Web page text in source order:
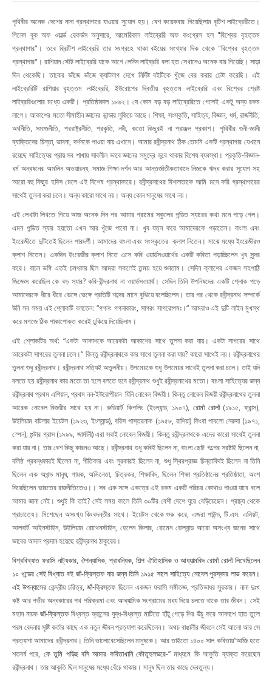
পৃথিবীর অনেক দেশের নানা গ্রন্থাগারে যাওয়ার সুযোগ হয়। বেশ কয়েকবার গিয়েছিলাম বৃটিশ লাইব্রেরীতে।
গিনেস বুক অফ ওয়ার্ল্ড রেকর্ডস অনুসারে, আমেরিকান লাইব্রেরি অফ কংগ্রেস হল "বিশ্বের বৃহত্তম
গ্রন্থাগার"। তবে ব্রিটিশ লাইব্রেরি তার সংগ্রহে থাকা বইয়ের সংখ্যার দিক থেকে "বিশ্বের বৃহত্তম
গ্রন্থাগার"। রাশিয়ান স্টেট লাইব্রেরি যাকে আগে লেনিন লাইব্ররি বলা হত সেখানেও অনেক বার গিয়েছি। সাড়া
দিন থেকেছি। তাকের ভাঁজে ভাঁজে ক্যাটালগ দেখে নির্দিষ্ট বইটিকে খুঁজে বের করার চেষ্টা করেছি। এই
লাইব্রেরিটি রাশিয়ার বৃহত্তম লাইব্রেরি, ইউরোপের দ্বিতীয় বৃহত্তম লাইব্রেরি এবং বিশ্বের শ্রেষ্ট
লাইব্ররিগুলোর মধ্যে একটি। প্রতিষ্ঠাকাল ১৮৬২। যে কোন বড় বড় লাইব্রেরিতে গেলেই একটু অন্য রকম
লাগে। আকাশের মতো সীমাহীন জ্ঞানের ভান্ডার লুকিয়ে আছে। শিক্ষা, সংস্কৃতি, সাহিত্য, বিজ্ঞান, ধর্ম, রাজনীতি,
অর্থনীতি, সমাজনীতি, পররাষ্ট্রনীতি, প্রকৃতি, নদী, কতো কিছুরই না প্রাঞ্জল প্রকাশ। পৃথিবীর গুনী-জ্ঞানী
ব্যাক্তিদের চিন্তা, ভাবনা, দর্শনকে পাওয়া যায় এখানে। আমার রবীন্দ্রনাথ ঠিক তেমনি একটি গ্রন্থাগার যেখানে
রয়েছে সাহিত্যের প্রায় সব শাখায় সাবলীল ভাবে জ্ঞানের সমুদ্রে ডুবে থাকার বিশেষ ব্যবস্থা। প্রকৃতি-বিজ্ঞান-
ধর্ম অন্বষনের অমলিন অভয়ারন্য, সমাজ-শিক্ষা-দর্শন আর আন্তর্জাতীকতাবাদে নিজকে ঋদ্ধ করার সুযোগ সহ
আরো বহু কিছুর হদিস মেলে এই বিশেষ গ্রন্থাকারে। রবীন্দ্রনাথের বিশালতাকে আমি মনে করি গ্রন্থাগারের
সাথেই তুলনা করা চলে। অন্য কারো সাথে নয়। অন্য কোন মানুষের সাথে নয়।
এই লেখাটা লিখতে গিয়ে আজ অনেক দিন পর আমার গ্রামের স্কুলেরপন্ডিত স্যারের কথা মনে পড়ে গেল।
এমন পন্ডিত স্যার হয়তো এখন আর খুঁজে পাবো না। খুব যত্ন করে আমাদেরকে পড়াতেন। বাংলা এবং
ইংরেজীতে দুটিতেই ছিলেন পারদর্শী। আমাদের বাংলা এবং সংস্কৃতের ক্লাশ নিতেন। মাঝে মধ্যে ইংরেজীরও
ক্লাশ নিতেন। একদিন ইংরেজীর ক্লাশ নিতে এসে কবি ওয়ার্ডসওয়ার্থের একটি কবিতা পড়াচ্ছিলেন খুব সুন্দর
করে। বাচন ভঙ্গি এতই চমৎকার ছিল আমরা সকলেই তন্ময় হয়ে শুনতাম। সেদিন ক্লাশের একজন সহপাঠি
জিজ্ঞেস করেছিল কে বড় স্যার? কবি-রীন্দ্রনাথ না ওয়ার্ডসওয়ার্থ। সেদিন তিনি উপনিষদের একটি শ্লোক পড়ে
আমাদেরকে ধীরে ধীরে ভেঙ্গে ভেঙ্গে প্রতিটি শব্দের মানে বুঝিয়ে বলেছিলেন। তার পর থেকে রবীন্দ্রনাথ সম্পর্কে
উনি সব সময় এই শ্লোকটি বলতেন: “গগনং গগনাকারং, সাগরং সাগরোপমঃ।“ আমরাও এই দুটি লাইন মুখস্থ
করে মগজে ঠিক পাকাপোক্ত করেই ঢুকিয়ে দিয়েছিলাম।
এই শ্লোকটির অর্থ: “একটা আকাশকে আরেকটা আকাশের সাথে তুলনা করা যায়। একটা সাগরের সাথে
আরেকটা সাগরের তুলনা চলে।“ কিন্তু রবীন্দ্রনাথকে কার সাথে তুলনা করা যায়? কারো সাথেই নয়। রবীন্দ্রনাথের
তুলনা শুধু রবীন্দ্রনাথ। রবীন্দ্রনাথ সত্যিই অতুলনীয়। উপমেয়কে শুধু উপমেয়র সাথেই তুলনা করা চলে। তাই যদি
বলতে হয় রবীন্দ্রনাথ কার মতো তা হলে বলতে হবে রবীন্দ্রনাথ শুধুই রবীন্দ্রনাথের মতো। বাংলা সাহিত্যের জন্য
রবীন্দ্রনাথ প্রথম এশিয়ান, প্রথম নন-ইউরোপীয়ান যিনি নোবেল বিজয়ী। কিন্তু নোবেল বিজয়ী রবীন্দ্রনাথের তুলনা
আরেক নোবেল বিজয়ীর সাথে হয় না। রুডিয়ার্ট কিপলিং (ইংল্যান্ড, ১৯০৭), রোমাঁ রোলাঁ(১৯১৫, ফ্রান্স),
উইলিয়াম বাটলার ইয়েটস (১৯২৩, ইংল্যান্ড), বরিস পাস্তরনাক (১৯৫৮, রাশিয়া) কিংবা পাবলো নেরুদা (১৯৭১,
স্পেন), গুন্টার গ্রাস (১৯৯৯, জার্মানী) এরা সবাই নোবেল বিজয়ী। কিন্তু রবীন্দ্রনাথকে এদের কারো সাথেই তুলনা
করা যায় না। তার বেশ কিছু কারনও আছে। রবীন্দ্রনাথ শুধু কবিই ছিলেন না, বাংলা ছোট গল্পের স্রষ্টাই ছিলেন না,
বলিষ্ঠ প্রবন্ধকারই ছিলেন না, গীতিকার এবং সুরকারই ছিলেন না, শুধু স্থিরপ্রাজ্ঞ চিন্তাবিদই ছিলেন না তিনি
ছিলেন এক অখন্ড মানুষ, গায়ক, অভিনেতা, চিত্রকর, শিক্ষাবিদ, ছিলেন শিক্ষা প্রতিষ্ঠানের প্রতিষ্ঠাতা, অংশ
নিয়েছিলেন ভারতের রাজনীতিতেও।। সব এক সঙ্গে একত্রে এই রকম একটি পরিচয় কোথাও পাওয়া যাবে বলে
আমার জানা নেই। শুধুই কি তাই? সেই সময় কালে তিনি ৩০টির বেশী দেশে ঘুরে বেড়িয়েছেন। প্রাচ্য থেকে
প্রাচাত্যে। মিশেছেন অসংখ্য কিংবদন্তীর সাথে। ইয়েটস থেকে শুরু করে, এজরা পাউন্ড, টি.এস. এলিয়ট,
আলবার্ট আইনস্টাইন, উইলিয়াম রোথেনস্টাইন, হেলেন কিলার, রোমেন রোল্যান্ড আরো অসংখ্য জনের সাথে
ভাবের আদান প্রদান হয়েছে রবীন্দ্রনাথ ঠাকুরের।
বিশ্ববিখ্যাত ফরাসি নাট্যকার, ঔপন্যাসিক, প্রাবন্ধিক, শিল্প ঐতিহাসিক ও আধ্যাত্মবিদ রোমাঁ রোলাঁলিখেছিলেন
১০ খন্ডের সেই বিখ্যাত বই জাঁ-ক্রিস্তফ যার জন্য তিনি ১৯১৫ সালে সাহিত্যে নোবেল পুরস্কার লাভ করেন।
এই উপন্যাসেরকেন্দ্রীয় চরিত্র,জাঁ-ক্রিস্তফ ছিলেন একজন ফরাসি সঙ্গীতজ্ঞ, প্রতিভাধর সুরকার। নানা দুঃখ
কষ্ট আর গভীর অন্ধকারের পথ পরিক্রমা এবং আধ্যাত্মিক সংগ্রামের মধ্য দিয়ে চলতে থাকে তার জীবন। সেই
মহান নায়ক জাঁ-ক্রিস্তফ বিধ্বস্ত ফ্রান্সের যুদ্ধ-বিধ্বস্ত মাটিতে হাঁটু গেড়ে শির উঁচু করে আকাশে হাত তুলে
পরম বেদনায় সৃষ্টি কর্তার কাছে এক নতুন জীবন প্রত্যাশা করেছিলেন। অথচ বাঙালীর জীবনে সেই আলো আর সে
প্রত্যাশা আমাদের রবীন্দ্রনাথ। তিনি ভালোবেসেছিলেন মানুষকে। আর তাইতো ১৪০০ সাল কবিতায়“আজি হতে
শতবর্ষ পরে, কে তুমি পড়িছ বসি আমার কবিতাখানি কৌতূহলভরে-” মাধ্যমে কি আকুতি ব্যাক্ত করেছেন
রবীন্দ্রনাথ। তার আকুতি ছিল মানুষের মধ্যে বেঁচে থাকার। মানুষ ছিল তার কাছে দেবতুল্য।